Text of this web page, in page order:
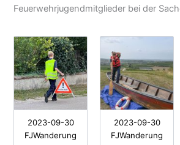
Feuerwehrjugendmitglieder bei der
2023-09-30
FJWanderung
2023-09-30
FJWanderung